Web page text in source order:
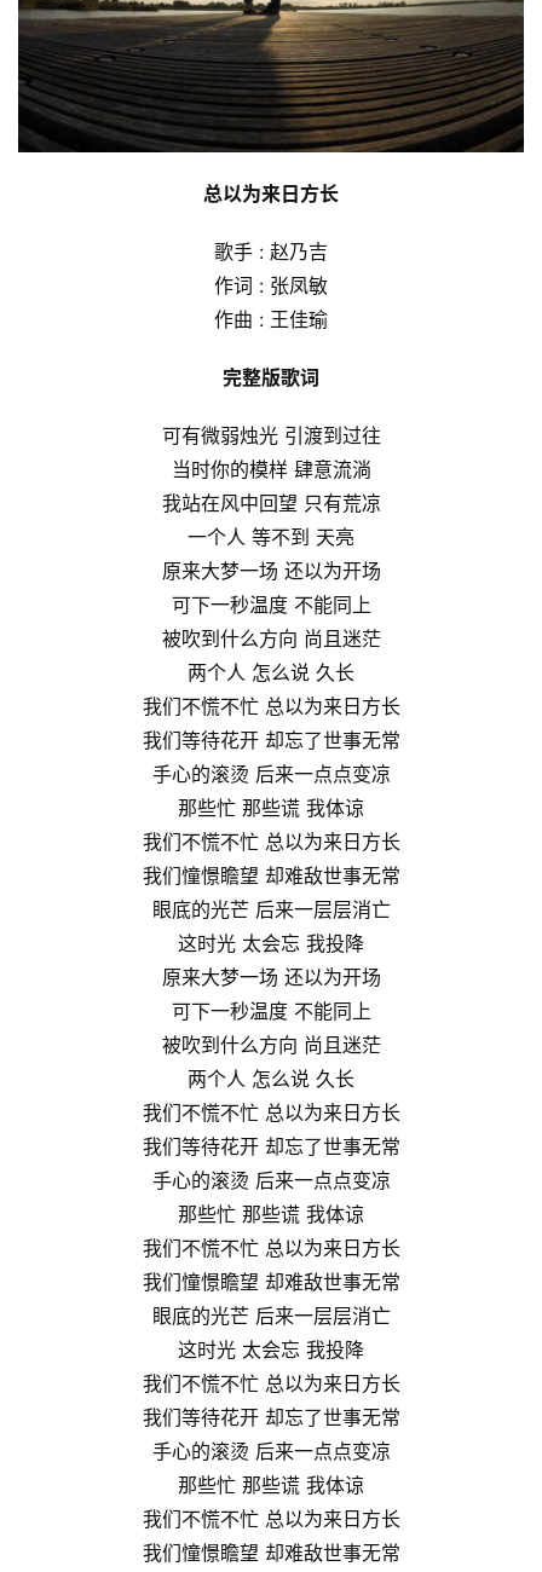
总以为来日方长
歌手 : 赵乃吉
作词 : 张凤敏
作曲 : 王佳瑜
完整版歌词
可有微弱烛光 引渡到过往
当时你的模样 肆意流淌
我站在风中回望 只有荒凉
一个人 等不到 天亮
原来大梦一场 还以为开场
可下一秒温度 不能同上
被吹到什么方向 尚且迷茫
两个人 怎么说 久长
我们不慌不忙 总以为来日方长
我们等待花开 却忘了世事无常
手心的滚烫 后来一点点变凉
那些忙 那些谎 我体谅
我们不慌不忙 总以为来日方长
我们憧憬瞻望 却难敌世事无常
眼底的光芒 后来一层层消亡
这时光 太会忘 我投降
原来大梦一场 还以为开场
可下一秒温度 不能同上
被吹到什么方向 尚且迷茫
两个人 怎么说 久长
我们不慌不忙 总以为来日方长
我们等待花开 却忘了世事无常
手心的滚烫 后来一点点变凉
那些忙 那些谎 我体谅
我们不慌不忙 总以为来日方长
我们憧憬瞻望 却难敌世事无常
眼底的光芒 后来一层层消亡
这时光 太会忘 我投降
我们不慌不忙 总以为来日方长
我们等待花开 却忘了世事无常
手心的滚烫 后来一点点变凉
那些忙 那些谎 我体谅
我们不慌不忙 总以为来日方长
我们憧憬瞻望 却难敌世事无常